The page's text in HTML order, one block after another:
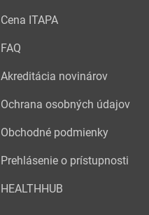
Cena ITAPA
FAQ
Akreditácia novinárov
Ochrana osobných údajov
Obchodné podmienky
Prehlásenie o prístupnosti
HEALTHHUB